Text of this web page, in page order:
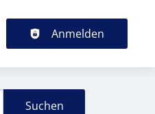
Anmelden
Suchen